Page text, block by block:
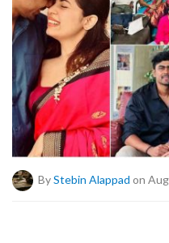
ByStebin Alappad on